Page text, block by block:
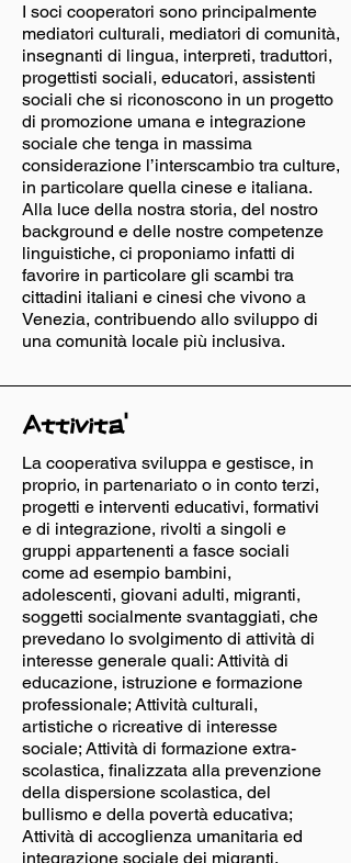
I soci cooperatori sono principalmente
mediatori culturali, mediatori di comunità,
insegnanti di lingua, interpreti, traduttori,
progettisti sociali, educatori, assistenti
sociali che si riconoscono in un progetto
di promozione umana e integrazione
sociale che tenga in massima
considerazione l’interscambio tra culture,
in particolare quella cinese e italiana.
Alla luce della nostra storia, del nostro
background e delle nostre competenze
linguistiche, ci proponiamo infatti di
favorire in particolare gli scambi tra
cittadini italiani e cinesi che vivono a
Venezia, contribuendo allo sviluppo di
una comunità locale più inclusiva.
Attivita'
La cooperativa sviluppa e gestisce, in
proprio, in partenariato o in conto terzi,
progetti e interventi educativi, formativi
e di integrazione, rivolti a singoli e
gruppi appartenenti a fasce sociali
come ad esempio bambini,
adolescenti, giovani adulti, migranti,
soggetti socialmente svantaggiati, che
prevedano lo svolgimento di attività di
interesse generale quali: Attività di
educazione, istruzione e formazione
professionale; Attività culturali,
artistiche o ricreative di interesse
sociale; Attività di formazione extra-
scolastica, finalizzata alla prevenzione
della dispersione scolastica, del
bullismo e della povertà educativa;
Attività di accoglienza umanitaria ed
integrazione sociale dei migranti.